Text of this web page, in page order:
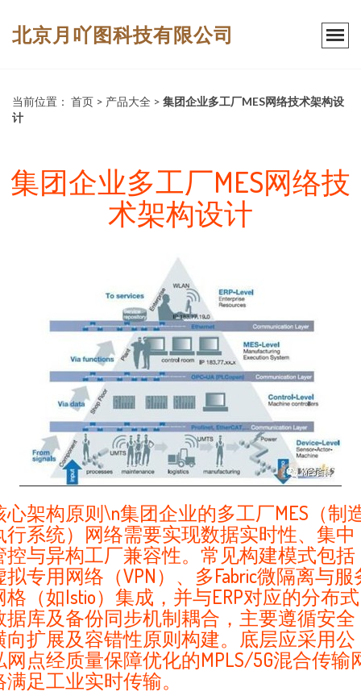
北京月吖图科技有限公司
当前位置： 首页 > 产品大全 > 集团企业多工厂MES网络技术架构设
计
集团企业多工厂MES网络技
术架构设计
心架构原则\n集团企业的多工厂MES（制
行系统）网络需要实现数据实时性、集中
控与异构工厂兼容性。常见构建模式包括
拟专用网络（VPN）、多Fabric微隔离与服
格（如Istio）集成，并与ERP对应的分布式
据库及备份同步机制耦合，主要遵循安全
向扩展及容错性原则构建。底层应采用公
网点经质量保障优化的MPLS/5G混合传输
满足工业实时传输。